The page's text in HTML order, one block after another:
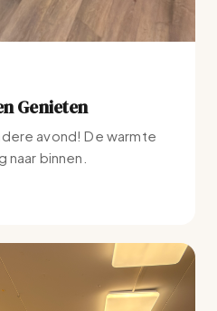
Genieten
avond! De warmte
binnen.